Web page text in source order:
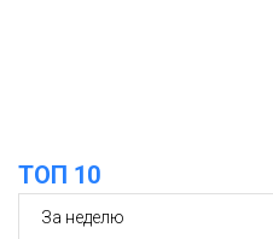
18:30
Заполярное
прогрелся до
ТОП 10